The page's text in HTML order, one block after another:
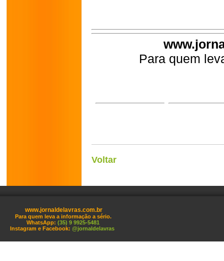
Para quem
Voltar
www.jornaldelavras.com.br
Para quem leva a informação a sério.
WhatsApp: (35) 9 9925-5481
Instagram e Facebook: @jornaldelavras